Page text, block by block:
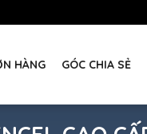
HÀNG GÓC CHIA SẺ